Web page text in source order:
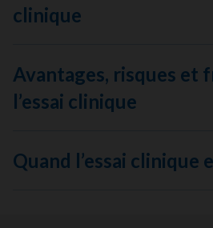
clinique
Avantages, risques et
l’essai clinique
Quand l’essai clinique